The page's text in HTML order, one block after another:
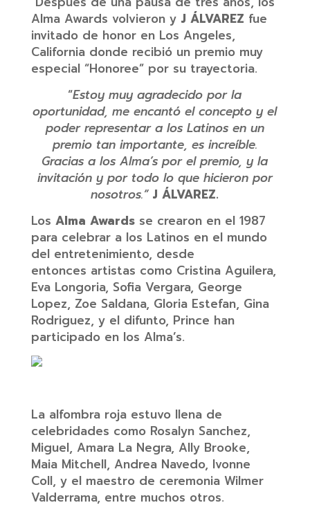
Alma Awards volvieron y J ÁLVAREZ fue
invitado de honor en Los Angeles,
California donde recibió un premio muy
especial “Honoree” por su trayectoria.
“Estoy muy agradecido por la
oportunidad, me encantó el concepto y el
poder representar a los Latinos en un
premio tan importante, es increíble.
Gracias a los Alma’s por el premio, y la
invitación y por todo lo que hicieron por
nosotros.” J ÁLVAREZ.
Los Alma Awardsse crearon en el 1987
para celebrar a los Latinos en el mundo
del entretenimiento, desde
entonces artistas como Cristina Aguilera,
Eva Longoria, Sofia Vergara, George
Lopez, Zoe Saldana, Gloria Estefan, Gina
Rodriguez, y el difunto, Prince han
participado en los Alma’s.
La alfombra roja estuvo llena de
celebridades como Rosalyn Sanchez,
Miguel, Amara La Negra, Ally Brooke,
Maia Mitchell, Andrea Navedo, Ivonne
Coll, y el maestro de ceremonia Wilmer
Valderrama, entre muchos otros.